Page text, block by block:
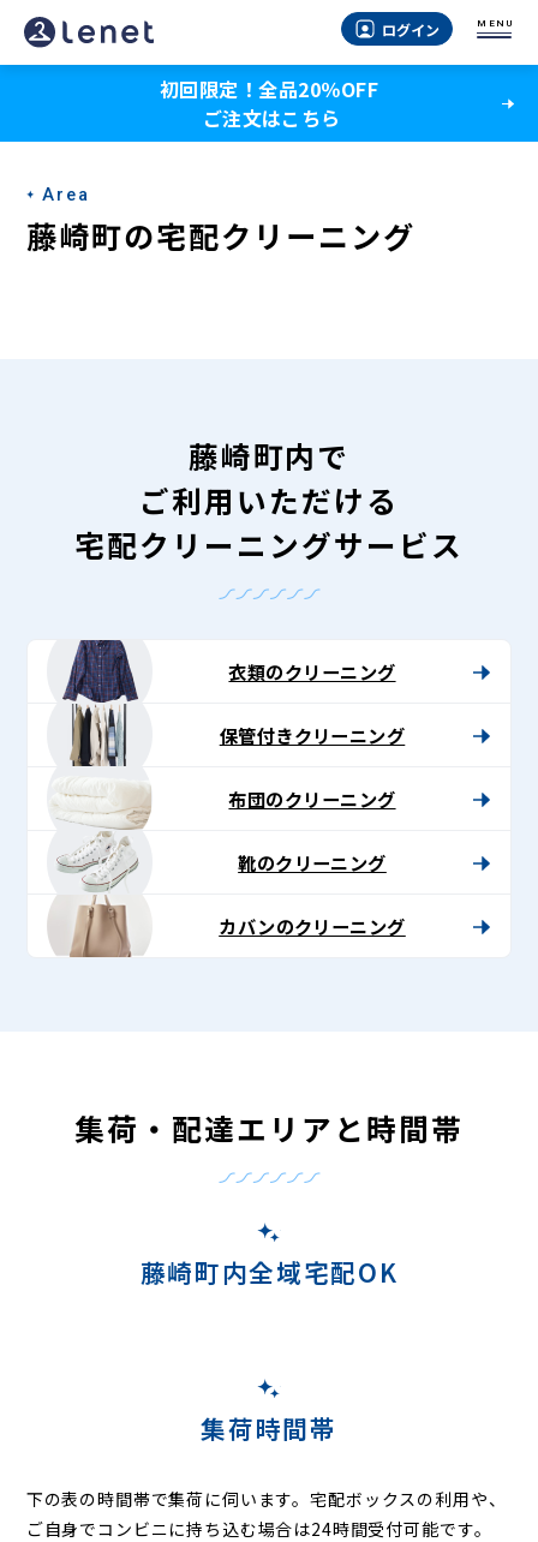
藤
崎
の
宅
配
ト〉
ログイン MENU
初回限定！全品20％OFF
ご注文はこちら
Area
藤崎町の宅配クリーニング
藤崎町内で
ご利用いただける
宅配クリーニングサービス
衣類のクリーニング
保管付きクリーニング
布団のクリーニング
靴のクリーニング
カバンのクリーニング
集荷・配達エリアと時間帯
藤崎町内全域宅配OK
集荷時間帯
下の表の時間帯で集荷に伺います。宅配ボックスの利用や、
ご自身でコンビニに持ち込む場合は24時間受付可能です。